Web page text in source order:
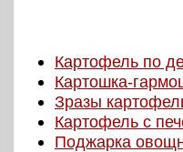
Картофель по
Картошка-
Зразы
Картофель с
Поджарка